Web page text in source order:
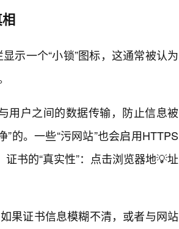
示一个“小锁”图标，这通常被认为
用户之间的数据传输，防止信息被
的。一些“污网站”也会启用HTTPS
书的“真实性”：点击浏览器地💡址
果证书信息模糊不清，或者与网站